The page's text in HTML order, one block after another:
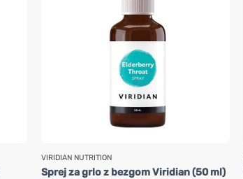
VIRIDIAN NUTRITION
Sprej za grlo z bezgom Viridian (50 ml)